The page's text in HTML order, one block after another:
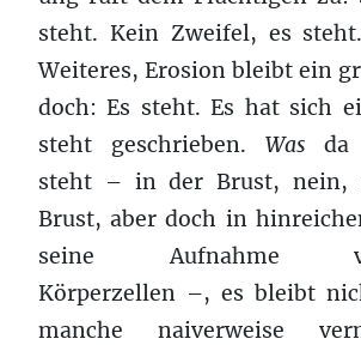
steht. Kein Zweifel, es
Weit­eres, Ero­sion bleibt ein
doch: Es steht. Es hat sich
steht geschrieben. Was da
steht – in der Brust, nein,
Brust, aber doch in
seine Aufnahme
Körperzellen –, es bleibt
manche naiver­weise